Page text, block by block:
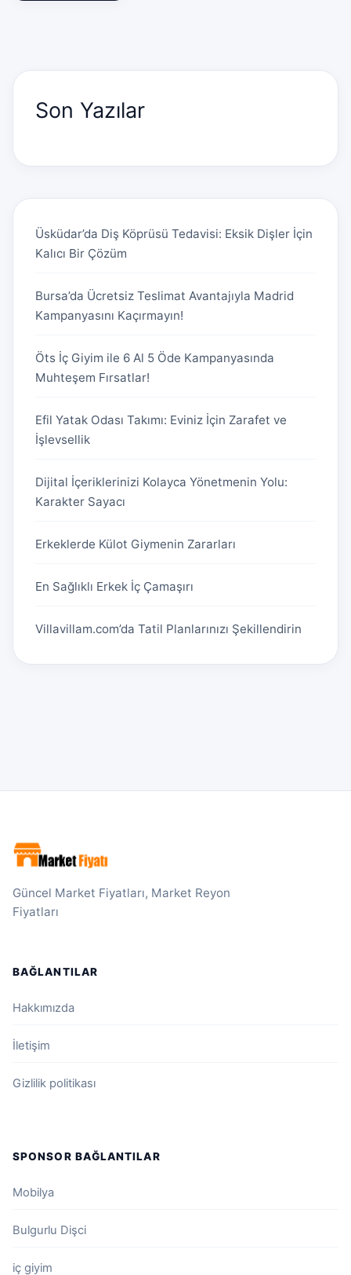
Son Yazılar
Üsküdar’da Diş Köprüsü Tedavisi: Eksik Dişler İçin
Kalıcı Bir Çözüm
Bursa’da Ücretsiz Teslimat Avantajıyla Madrid
Kampanyasını Kaçırmayın!
Öts İç Giyim ile 6 Al 5 Öde Kampanyasında
Muhteşem Fırsatlar!
Efil Yatak Odası Takımı: Eviniz İçin Zarafet ve
İşlevsellik
Dijital İçeriklerinizi Kolayca Yönetmenin Yolu:
Karakter Sayacı
Erkeklerde Külot Giymenin Zararları
En Sağlıklı Erkek İç Çamaşırı
Villavillam.com’da Tatil Planlarınızı Şekillendirin
Güncel Market Fiyatları, Market Reyon
Fiyatları
BAĞLANTILAR
Hakkımızda
İletişim
Gizlilik politikası
SPONSOR BAĞLANTILAR
Mobilya
Bulgurlu Dişci
iç giyim